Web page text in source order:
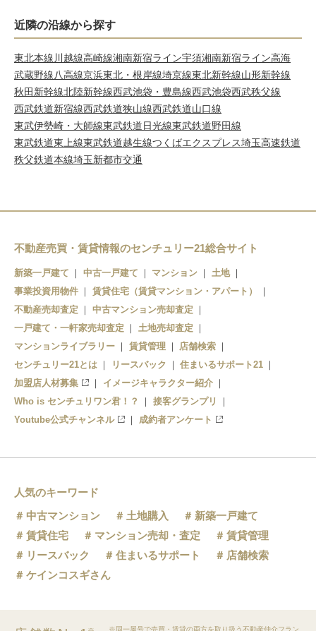
近隣の沿線から探す
東北本線 川越線高崎線湘南新宿ライン宇須湘南新宿ライン高海
武蔵野線八高線京浜東北・根岸線埼京線東北新幹線山形新幹線
秋田新幹線北陸新幹線西武池袋・豊島線西武池袋西武秩父線
西武鉄道新宿線西武鉄道狭山線西武鉄道山口線
東武伊勢崎・大師線東武鉄道日光線東武鉄道野田線
東武鉄道東上線東武鉄道越生線つくばエクスプレス埼玉高速鉄道
秩父鉄道本線埼玉新都市交通
不動産売買・賃貸情報のセンチュリー21総合サイト
新築一戸建て 中古一戸建て マンション
土地
事業投資用物件
賃貸住宅（賃貸マンション・アパート）
不動産売却査定
中古マンション売却査定
一戸建て・一軒家売却査定
土地売却査定
マンションライブラリー
賃貸管理
店舗検索
センチュリー21とは
リースバック
住まいるサポート21
加盟店人材募集
イメージキャラクター紹介
Who is センチュリワン君！？
接客グランプリ
Youtube公式チャンネル
成約者アンケート
人気のキーワード
中古マンション
土地購入
新築一戸建て
賃貸住宅
マンション売却・査定
賃貸管理
リースバック
住まいるサポート
店舗検索
ケインコスギさん
※同一屋号で売買・賃貸の両方を取り扱う不動産仲介フラン